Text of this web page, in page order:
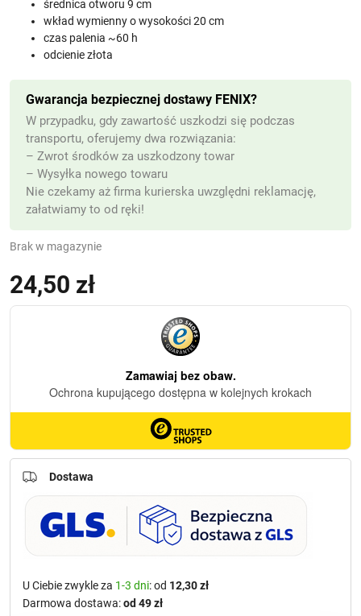
24,50 zł
średnica otworu 9 cm
wkład wymienny o wysokości 20 cm
czas palenia ~60 h
odcienie złota
Brak w magazynie
Gwarancja bezpiecznej dostawy FENIX?
W przypadku, gdy zawartość uszkodzi się podczas
transportu, oferujemy dwa rozwiązania:
– Zwrot środków za uszkodzony towar
– Wysyłka nowego towaru
Nie czekamy aż firma kurierska uwzględni reklamację,
załatwiamy to od ręki!
Dostawa
U Ciebie zwykle za 1-3 dni: od 12,30 zł
Darmowa dostawa:od 49 zł